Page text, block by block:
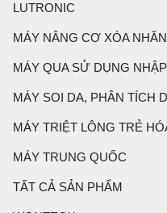
LUTRONIC
MÁY NÂNG CƠ XÓA
MÁY QUA SỬ DỤNG
MÁY SOI DA, PHÂN TÍCH
MÁY TRIỆT LÔNG TRẺ
MÁY TRUNG QUỐC
TẤT CẢ SẢN PHẨM